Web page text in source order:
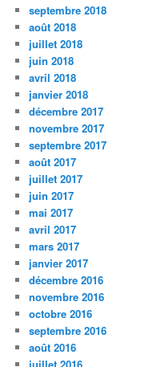
septembre 2018
août 2018
juillet 2018
juin 2018
avril 2018
janvier 2018
décembre 2017
novembre 2017
septembre 2017
août 2017
juillet 2017
juin 2017
mai 2017
avril 2017
mars 2017
janvier 2017
décembre 2016
novembre 2016
octobre 2016
septembre 2016
août 2016